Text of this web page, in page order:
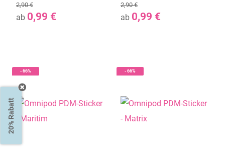
ab 0,99 €
2,90 €
ab 0,99 €
2,90 €
- 66% - 66%
20% Rabatt